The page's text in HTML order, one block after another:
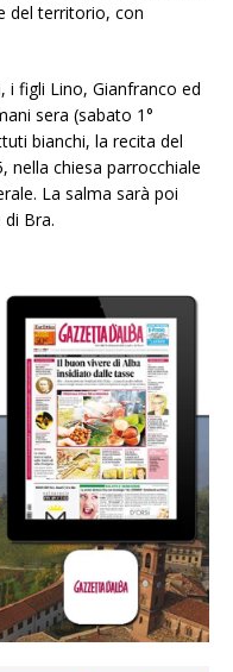
del territorio, con
i figli Lino, Gianfranco ed
sera (sabato 1°
bianchi, la recita del
nella chiesa parrocchiale
La salma sarà poi
Bra.